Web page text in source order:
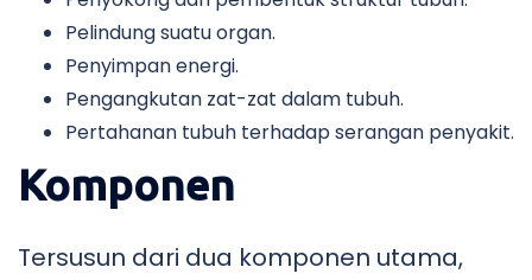
Pelindung suatu organ.
Penyimpan energi.
Pengangkutan zat-zat dalam tubuh.
Pertahanan tubuh terhadap serangan penyakit.
Komponen
Tersusun dari dua komponen utama,